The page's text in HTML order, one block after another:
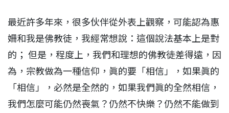
最近許多年來，很多伙伴從外表上觀察，可能認為惠
姍和我是佛教徒，我經常想說：這個說法基本上是對
的； 但是，程度上，我們和理想的佛教徒差得遠，因
為，宗教做為一種信仰，眞的要「相信」，如果眞的
「相信」，必然是全然的，如果我們眞的全然相信，
我們怎麼可能仍然喪氣？仍然不快樂？仍然不能做到